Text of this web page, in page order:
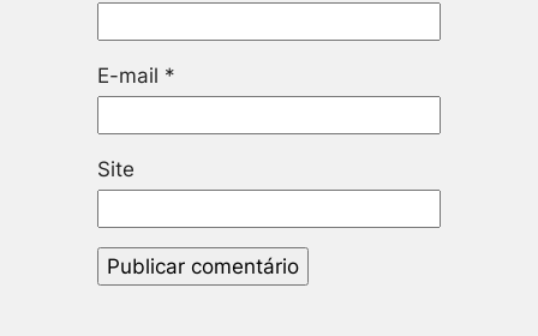
E-mail *
Site